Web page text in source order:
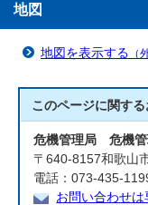
地図
地図を表示する （
このページに関する
危機管理局 危機
〒640-8157和歌山
電話：073-435-
お問い合わせは